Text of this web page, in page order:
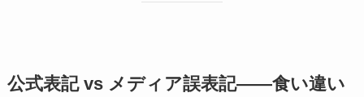
公式表記 vs メディア誤表記――食い違い